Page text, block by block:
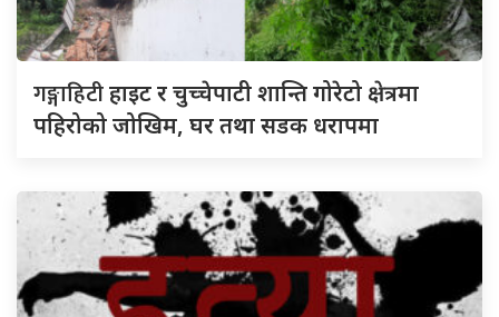
गङ्गाहिटीहाइट र चुच्चेपाटी शान्ति गोरेटो क्षेत्रमा
पहिरोको जोखिम, घर तथा सडक धरापमा